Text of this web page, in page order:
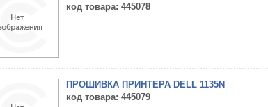
код товара: 445078
ПРОШИВКА ПРИНТЕРА DELL 1135N
код товара: 445079